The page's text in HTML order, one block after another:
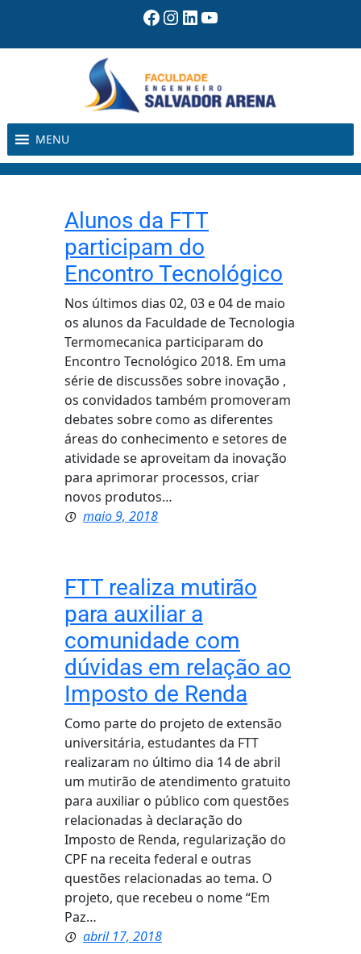
o
Facebook
Instagram
LinkedIn
Youtube
MENU
Alunos da FTT
participam do
Encontro Tecnológico
Nos últimos dias 02, 03 e 04 de maio
os alunos da Faculdade de Tecnologia
Termomecanica participaram do
Encontro Tecnológico 2018. Em uma
série de discussões sobre inovação ,
os convidados também promoveram
debates sobre como as diferentes
áreas do conhecimento e setores de
atividade se aproveitam da inovação
para aprimorar processos, criar
novos produtos…
maio 9, 2018
FTT realiza mutirão
para auxiliar a
comunidade com
dúvidas em relação ao
Imposto de Renda
Como parte do projeto de extensão
universitária, estudantes da FTT
realizaram no último dia 14 de abril
um mutirão de atendimento gratuito
para auxiliar o público com questões
relacionadas à declaração do
Imposto de Renda, regularização do
CPF na receita federal e outras
questões relacionadas ao tema. O
projeto, que recebeu o nome “Em
Paz…
abril 17, 2018